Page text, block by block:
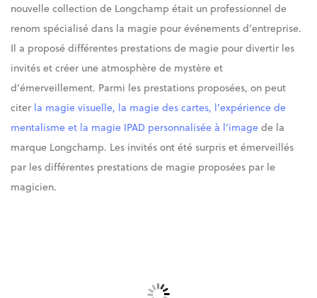
nouvelle collection de Longchamp était un professionnel de
renom spécialisé dans la magie pour événements d’entreprise.
Il a proposé différentes prestations de magie pour divertir les
invités et créer une atmosphère de mystère et
d’émerveillement. Parmi les prestations proposées, on peut
citer la magie visuelle, la magie des cartes, l’expérience de
mentalisme et la magie IPAD personnalisée à l’imagede la
marque Longchamp. Les invités ont été surpris et émerveillés
par les différentes prestations de magie proposées par le
magicien.